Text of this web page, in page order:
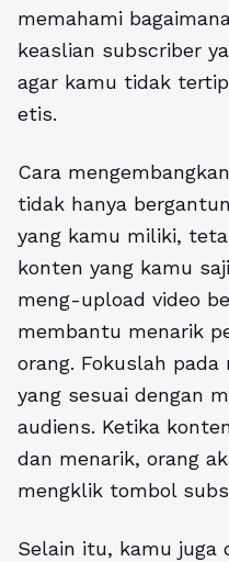
memahami
keaslian subscriber
agar kamu tidak
etis.
Cara
tidak hanya
yang kamu miliki,
konten yang kamu
meng-upload video
membantu menarik
orang. Fokuslah
yang sesuai dengan
audiens. Ketika
dan menarik, orang
mengklik tombol
Selain itu, kamu juga